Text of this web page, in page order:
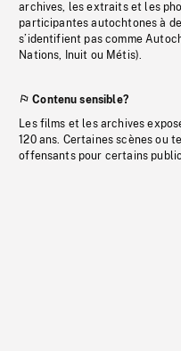
archives, les extraits et les
participantes autochtones à
s’identifient pas comme
Nations, Inuit ou Métis).
Contenu sensible?
Les films et les archives
120 ans. Certaines scènes ou
offensants pour certains